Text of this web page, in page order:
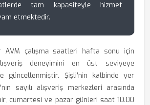
tam kapasiteyle hizmet
etmektedir.
AVM çalışma saatleri hafta sonu için
deneyimini en üst seviyeye
güncellenmiştir. Şişli'nin kalbinde yer
sayılı alışveriş merkezleri arasında
cumartesi ve pazar günleri saat 10.00